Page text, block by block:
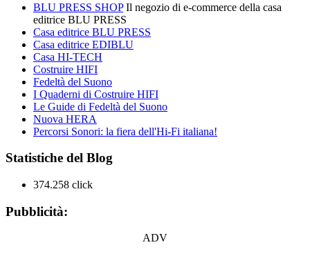
BLU PRESS SHOPIl negozio di e-commerce della casa
editrice BLU PRESS
Casa editrice BLU PRESS
Casa editrice EDIBLU
Casa HI-TECH
Costruire HIFI
Fedeltà del Suono
I Quaderni di Costruire HIFI
Le Guide di Fedeltà del Suono
Nuova HERA
Percorsi Sonori: la fiera dell'Hi-Fi italiana!
Statistiche del Blog
374.258 click
Pubblicità:
ADV